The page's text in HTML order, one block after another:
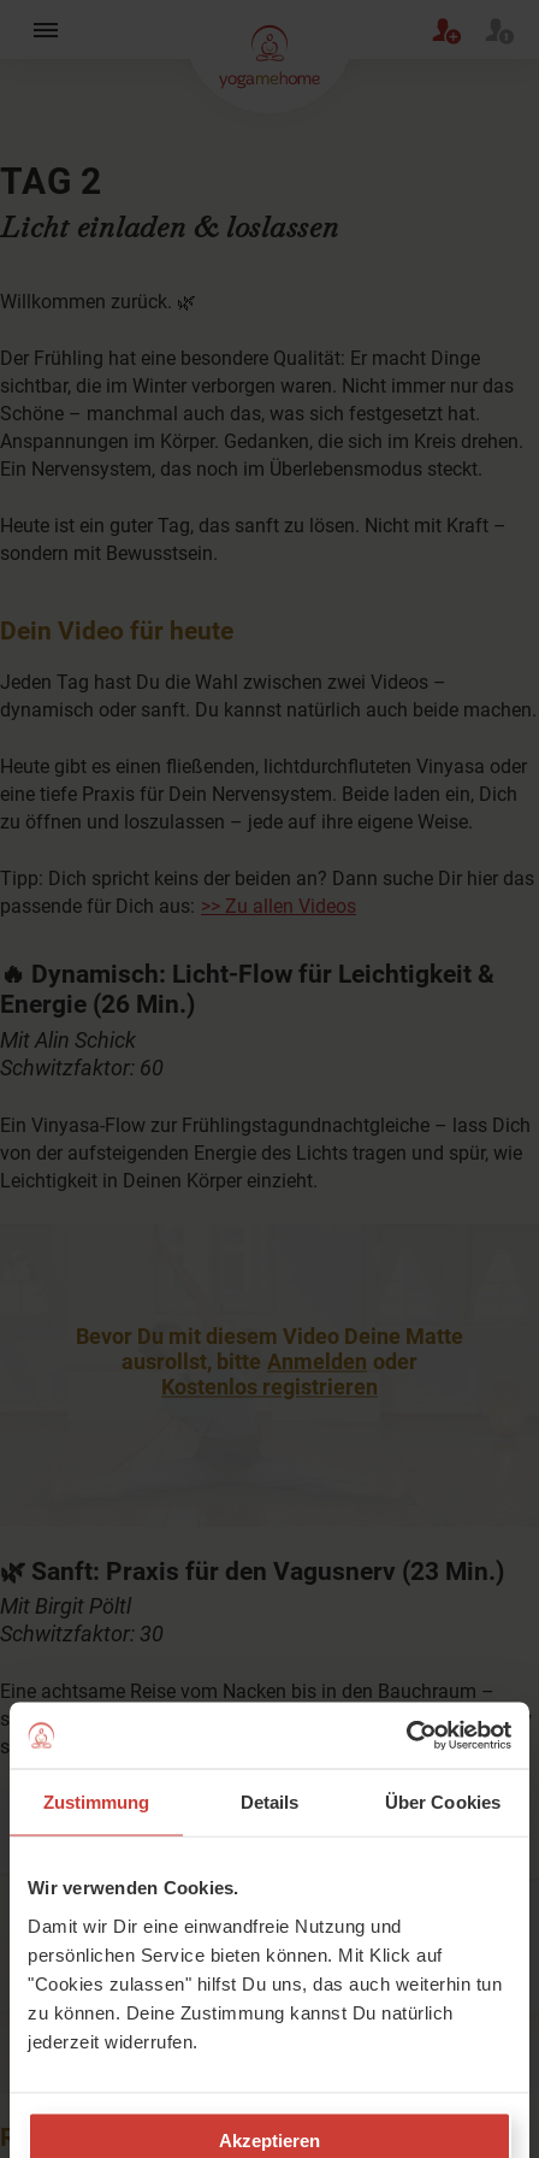
Zustimmung Details Über Cookies
Wir verwenden Cookies.
Damit wir Dir eine einwandfreie Nutzung und
persönlichen Service bieten können. Mit Klick auf
"Cookies zulassen" hilfst Du uns, das auch weiterhin tun
zu können. Deine Zustimmung kannst Du natürlich
jederzeit widerrufen.
Akzeptieren
TAG 2
Licht einladen & loslassen
Willkommen zurück. 🌿
Der Frühling hat eine besondere Qualität: Er macht Dinge
sichtbar, die im Winter verborgen waren. Nicht immer nur das
Schöne – manchmal auch das, was sich festgesetzt hat.
Anspannungen im Körper. Gedanken, die sich im Kreis drehen.
Ein Nervensystem, das noch im Überlebensmodus steckt.
Heute ist ein guter Tag, das sanft zu lösen. Nicht mit Kraft –
sondern mit Bewusstsein.
Dein Video für heute
Jeden Tag hast Du die Wahl zwischen zwei Videos –
dynamisch oder sanft. Du kannst natürlich auch beide machen.
Heute gibt es einen fließenden, lichtdurchfluteten Vinyasa oder
eine tiefe Praxis für Dein Nervensystem. Beide laden ein, Dich
zu öffnen und loszulassen – jede auf ihre eigene Weise.
Tipp: Dich spricht keins der beiden an? Dann suche Dir hier das
passende für Dich aus: >> Zu allen Videos
🔥 Dynamisch: Licht-Flow für Leichtigkeit &
Energie (26 Min.)
Mit Alin Schick
Schwitzfaktor: 60
Ein Vinyasa-Flow zur Frühlingstagundnachtgleiche – lass Dich
von der aufsteigenden Energie des Lichts tragen und spür, wie
Leichtigkeit in Deinen Körper einzieht.
Bevor Du mit diesem Video Deine Matte
ausrollst, bitte Anmelden oder
Kostenlos registrieren
🌿 Sanft: Praxis für den Vagusnerv (23 Min.)
Mit Birgit Pöltl
Schwitzfaktor: 30
Eine achtsame Reise vom Nacken bis in den Bauchraum –
sanfte Bewegungen, die Deinen wichtigsten Entspannungsnerv
stimulieren und Dein System beruhigen.
ausrollst, bitte Anmelden oder
Kostenlos registrieren
Reflexionsfragen